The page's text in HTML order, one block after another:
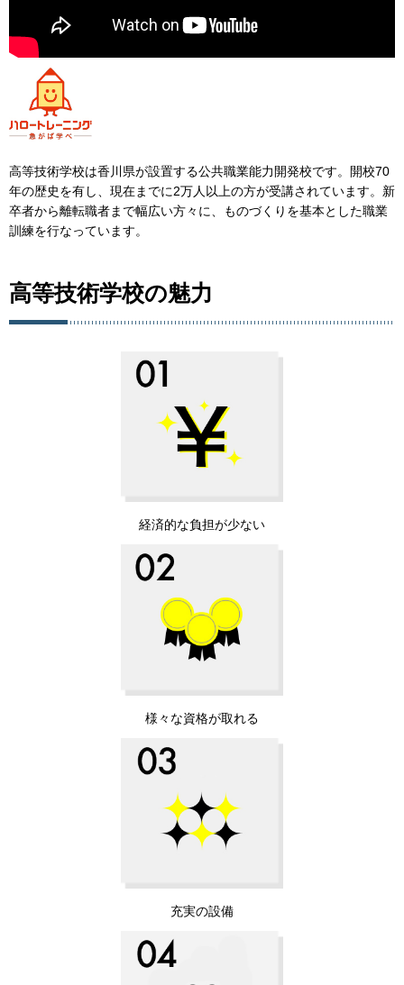
高等技術学校は香川県が設置する公共職業能力開発校です。開校70
年の歴史を有し、現在までに2万人以上の方が受講されています。新
卒者から離転職者まで幅広い方々に、ものづくりを基本とした職業
訓練を行なっています。
高等技術学校の魅力
経済的な負担が少ない
様々な資格が取れる
充実の設備